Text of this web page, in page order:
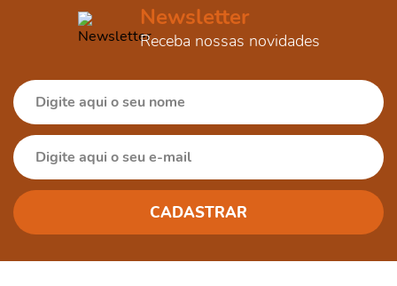
Newsletter
Receba nossas novidades